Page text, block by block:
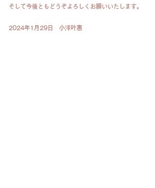
そして今後ともどうぞよろしくお願いいたします。
2024年1月29日　小澤叶惠